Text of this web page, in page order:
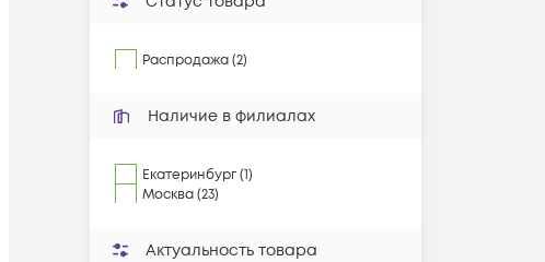
Распродажа (2)
Наличие в филиалах
Екатеринбург (1)
Москва (23)
Актуальность товара